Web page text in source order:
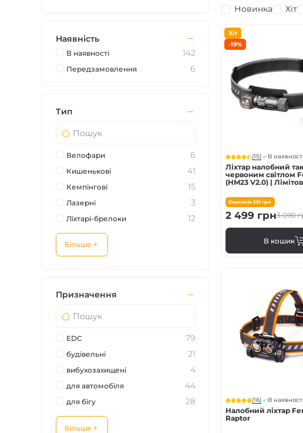
Зарядні пристрої Fenix
Аксесуари для ліхтарів
Новинка Хіт
Хіт
-19%
(15) В наявності
Ліхтар налобний
червоним світлом
(HM23 V2.0) |
Економія591 грн
3 090
2 499грн
В кошик
(16) В наявності
Налобний ліхтар
Raptor
Наявність
В наявностi 142
Передзамовлення 6
Тип
Велофари 6
Кишенькові 41
Кемпінгові 15
Лазерні 3
Ліхтарі-брелоки 12
Більше
Призначення
EDC 79
будівельні 21
вибухозахищені 4
для автомобіля 44
для бігу 28
Більше